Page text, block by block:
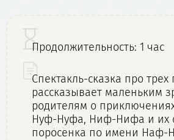
Продолжительность: 1 час
Спектакль-сказка про трех
рассказывает маленьким
родителям о
Нуф-Нуфа, Ниф-Нифа и их
поросенка по имени Наф-